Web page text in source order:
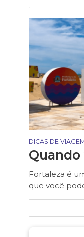
DICAS DE
Fortaleza é
que você